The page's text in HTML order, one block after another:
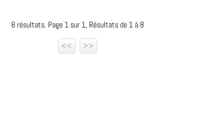
8 résultats. Page 1 sur 1, Résultats de 1 à 8
<<
>>